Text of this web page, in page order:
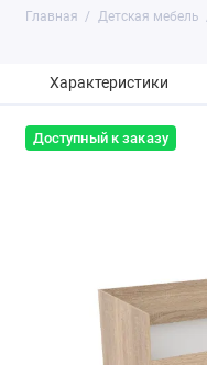
Главная Детская мебель
Характеристики
Доступный к заказу